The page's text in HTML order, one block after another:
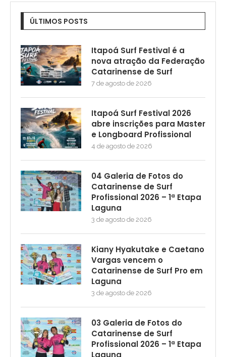
ÚLTIMOS POSTS
Itapoá Surf Festival é a
nova atração da Federação
Catarinense de Surf
7 de agosto de 2026
Itapoá Surf Festival 2026
abre inscrições para Master
e Longboard Profissional
4 de agosto de 2026
04 Galeria de Fotos do
Catarinense de Surf
Profissional 2026 – 1ª Etapa
Laguna
3 de agosto de 2026
Kiany Hyakutake e Caetano
Vargas vencem o
Catarinense de Surf Pro em
Laguna
3 de agosto de 2026
03 Galeria de Fotos do
Catarinense de Surf
Profissional 2026 – 1ª Etapa
Laguna